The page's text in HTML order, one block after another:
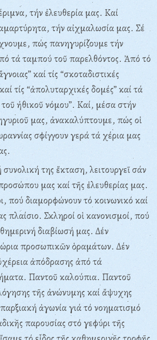
τήν ἐλευθερία μας. Καί
τήν αἰχμαλωσία μας. Σέ
πώς πανηγυρίζουμε τήν
τά ταμπού τοῦ παρελθόντος. Ἀπό τό
καί τίς “σκοταδιστικές
τίς “ἀπολυταρχικές δομές” καί τά
ἠθικοῦ νόμου”. Καί, μέσα στήν
μας, ἀνακαλύπτουμε, πώς οἱ
σφίγγουν γερά τά χέρια μας
της ἔκταση, λειτουργεῖ σάν
μας καί τῆς ἐλευθερίας μας.
πού διαμορφώνουν τό κοινωνικό καί
πλαίσιο. Σκληροί οἱ κανονισμοί, πού
διαβίωσή μας. Δέν
προσωπικῶν ὁραμάτων. Δέν
ἀπόδρασης ἀπό τά
Παντοῦ καλούπια. Παντοῦ
τῆς ἀνώνυμης καί ἄψυχης
ἀγωνία γιά τό νοηματισμό
παρουσίας στό γεφύρι τῆς